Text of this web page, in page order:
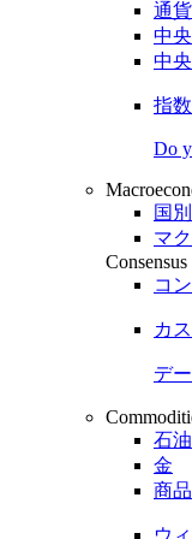
通
中
中
指
Do
国
マ
Consensus
コ
カ
デ
石油
金
商品
ウ